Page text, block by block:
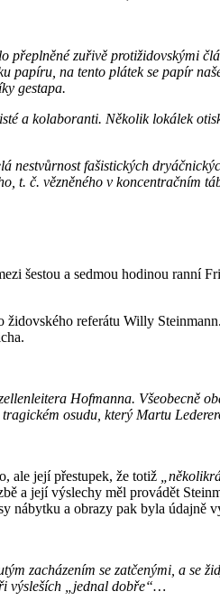
zuřivě protižidovskými
na tento plátek se papír
gestapa.
a kolaboranti. Několik lokálek
nestvůrnost fašistických
t. č. vězněného v koncentračním
šestou a sedmou hodinou ranní
referátu Willy
Hofmanna. Všeobecně
osudu, který Martu
ale její přestupek, že totiž
a její výslechy měl provádět
a obrazy pak byla údajně
zacházením se zatčenými, a se
výsleších „jednal dobře“…